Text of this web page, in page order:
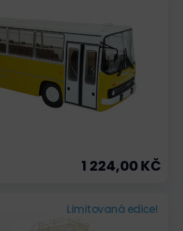
1 224,00 KČ
Limitovaná edice!